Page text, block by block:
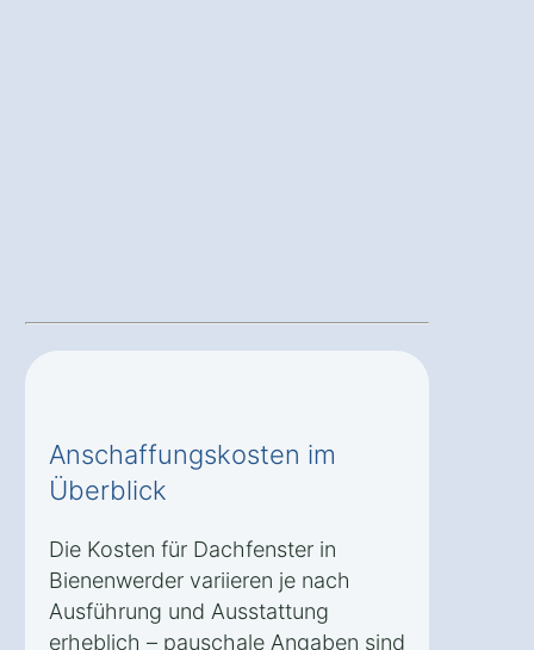
Anschaffungskosten im
Überblick
Die Kosten für Dachfenster in
Bienenwerder variieren je nach
Ausführung und Ausstattung
erheblich – pauschale Angaben sind